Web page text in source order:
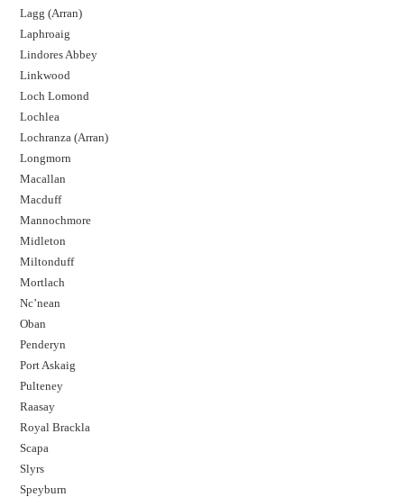
Lagg (Arran)
Laphroaig
Lindores Abbey
Linkwood
Loch Lomond
Lochlea
Lochranza (Arran)
Longmorn
Macallan
Macduff
Mannochmore
Midleton
Miltonduff
Mortlach
Nc’nean
Oban
Penderyn
Port Askaig
Pulteney
Raasay
Royal Brackla
Scapa
Slyrs
Speyburn